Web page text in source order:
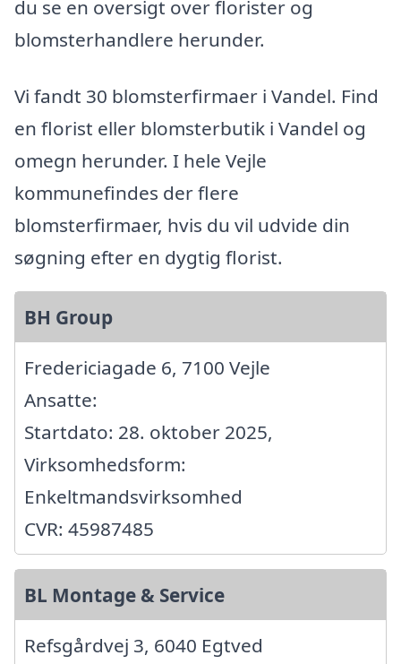
du se en oversigt over florister og
blomsterhandlere herunder.
Vi fandt 30 blomsterfirmaer i Vandel. Find
en florist eller blomsterbutik i Vandel og
omegn herunder. I hele Vejle
kommunefindes der flere
blomsterfirmaer, hvis du vil udvide din
søgning efter en dygtig florist.
BH Group
Fredericiagade 6, 7100 Vejle
Ansatte:
Startdato: 28. oktober 2025,
Virksomhedsform:
Enkeltmandsvirksomhed
CVR: 45987485
BL Montage & Service
Refsgårdvej 3, 6040 Egtved